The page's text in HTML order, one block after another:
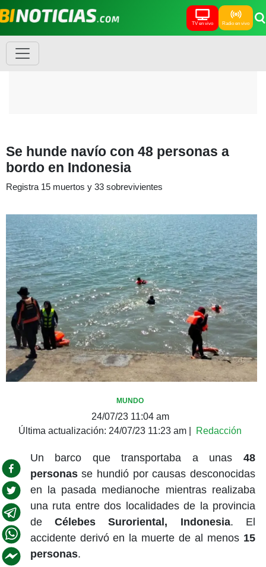
TV en vivo Radio en vivo
Se hunde navío con 48 personas a
bordo en Indonesia
Registra 15 muertos y 33 sobrevivientes
MUNDO
24/07/23 11:04 am
Última actualización: 24/07/23 11:23 am Redacción
Un barco que transportaba a unas 48
personasse hundió por causas desconocidas
en la pasada medianoche mientras realizaba
una ruta entre dos localidades de la provincia
de Célebes Suroriental, Indonesia. El
accidente derivó en la muerte de al menos 15
personas.